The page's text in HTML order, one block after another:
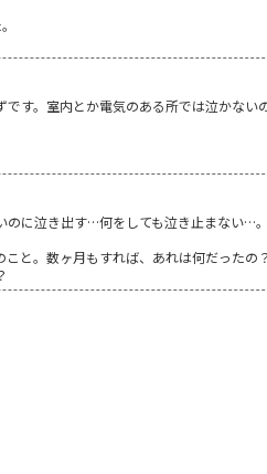
す。室内とか電気のある所では泣かない
のに泣き出す…何をしても泣き止まない…
と。数ヶ月もすれば、あれは何だった